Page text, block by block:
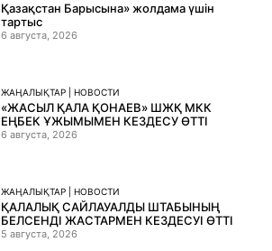
Қазақстан Барысына» жолдама үшін
тартыс
6 августа, 2026
ЖАҢАЛЫҚТАР | НОВОСТИ
«ЖАСЫЛ ҚАЛА ҚОНАЕВ» ШЖҚ МКК
ЕҢБЕК ҰЖЫМЫМЕН КЕЗДЕСУ ӨТТІ
6 августа, 2026
ЖАҢАЛЫҚТАР | НОВОСТИ
ҚАЛАЛЫҚ САЙЛАУАЛДЫ ШТАБЫНЫҢ
БЕЛСЕНДІ ЖАСТАРМЕН КЕЗДЕСУІ ӨТТІ
5 августа, 2026